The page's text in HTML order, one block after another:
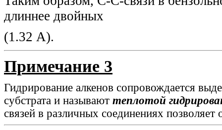
длиннее двойных
(1.32 А).
Примечание 3
Гидрирование алкенов сопровождается
субстрата и называют теплотой
связей в различных соединениях